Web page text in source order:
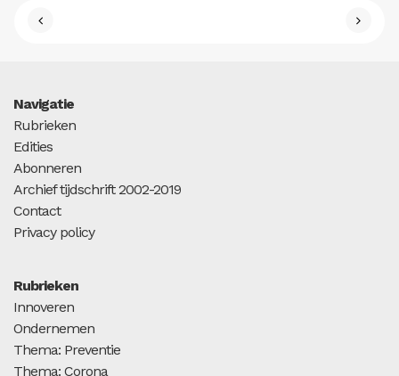
Navigatie
Rubrieken
Edities
Abonneren
Archief tijdschrift 2002-2019
Contact
Privacy policy
Rubrieken
Innoveren
Ondernemen
Thema: Preventie
Thema: Corona